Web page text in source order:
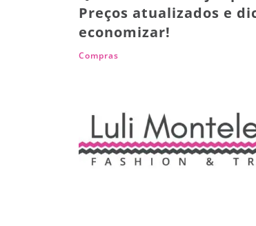
Preços atualizados e
economizar!
Compras